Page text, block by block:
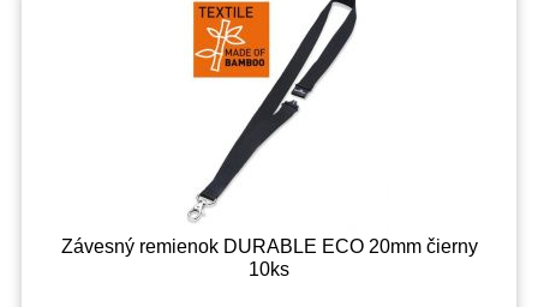
Závesný remienok DURABLE ECO 20mm čierny
10ks